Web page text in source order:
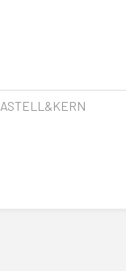
ASTELL&KERN